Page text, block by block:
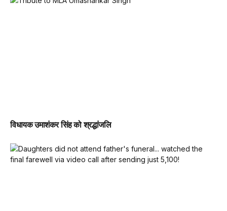
विधायक उमाशंकर सिंह को श्रद्धांजलि